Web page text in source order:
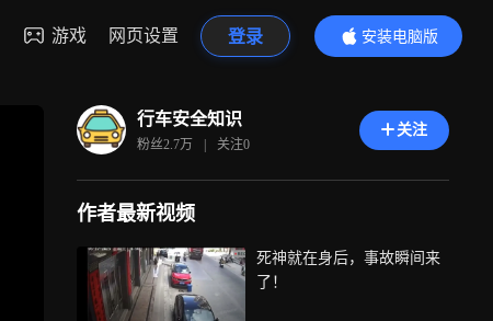
游戏 网页设置 登录
安装电脑版
内容更精彩
行车安全知识
粉丝2.7万 | 关注0
关注
作者最新视频
死神就在身后，事故瞬间来
了！